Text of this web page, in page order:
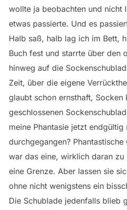
wollte ja beobachten und nicht
etwas passierte. Und es
Halb saß, halb lag ich im Bett,
Buch fest und starrte über den
hinweg auf die
Zeit, über die eigene
glaubt schon ernsthaft, Socken
geschlossenen
meine Phantasie jetzt endgültig
durchgegangen?
war das eine, wirklich daran
eine Grenze. Aber lassen sie
ohne nicht wenigstens ein
Die Schublade jedenfalls blieb